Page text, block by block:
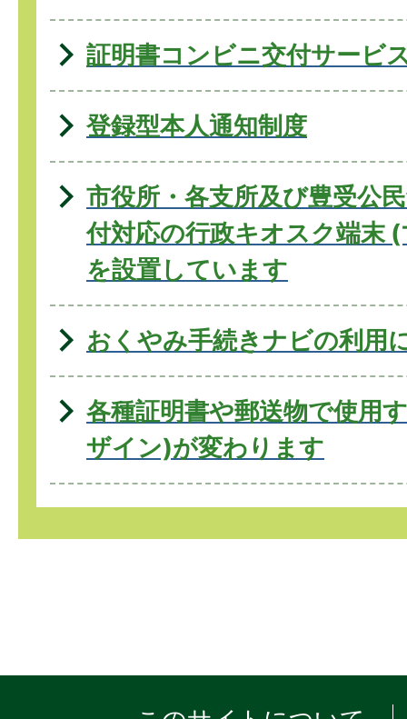
証明書コンビニ交付サービ
登録型本人通知制度
市役所・各支所及び豊受公
付対応の行政キオスク端末
を設置しています
おくやみ手続きナビの利用
各種証明書や郵送物で使用
ザイン)が変わります